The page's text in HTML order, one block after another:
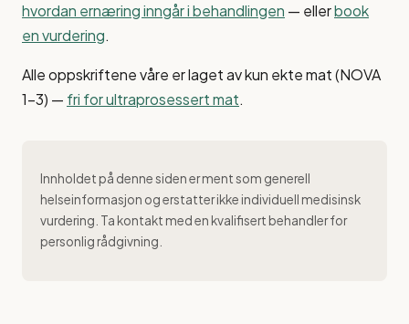
hvordan ernæring inngår i behandlingen — ellerbook
en vurdering.
Alle oppskriftene våre er laget av kun ekte mat (NOVA
1–3) — fri for ultraprosessert mat.
Innholdet på denne siden er ment som generell
helseinformasjon og erstatter ikke individuell medisinsk
vurdering. Ta kontakt med en kvalifisert behandler for
personlig rådgivning.